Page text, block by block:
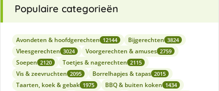
Populaire categorieën
Avondeten & hoofdgerechten 12144 Bijgerechten 3824
Vleesgerechten 3024 Voorgerechten & amuses 2759
Soepen 2120 Toetjes & nagerechten 2115
Vis & zeevruchten 2095 Borrelhapjes & tapas 2015
Taarten, koek & gebak 1975 BBQ & buiten koken 1434